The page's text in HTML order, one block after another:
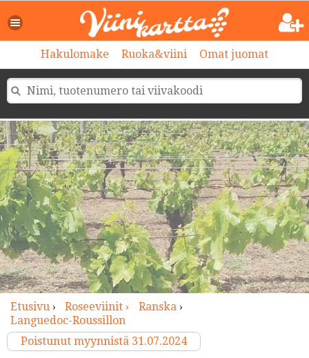
Hakulomake Ruoka&viini Omat juomat
Etusivu› Roseeviinit › Ranska›
Languedoc-Roussillon
Poistunut myynnistä 31.07.2024